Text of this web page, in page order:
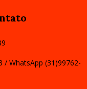
/ WhatsApp (31)99762-